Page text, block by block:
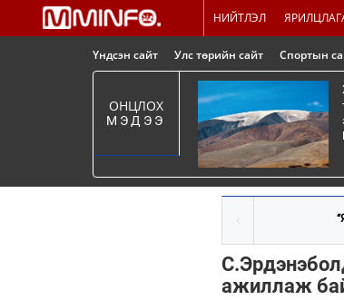
НИЙТЛЭЛ
Үндсэн сайт Улс төрийн сайт Спортын
ОНЦЛОХ
МЭДЭЭ
ажиллаж